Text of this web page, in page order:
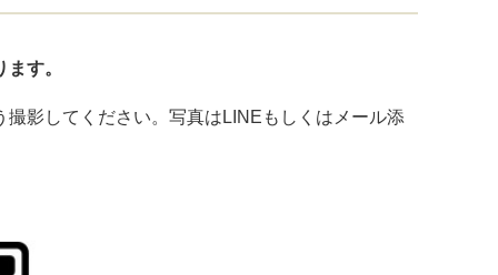
す。
影してください。写真はLINEもしくはメール添